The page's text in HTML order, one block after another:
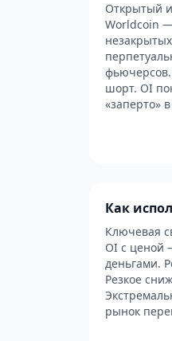
Открытый
Worldcoin
фьючерсов.
шорт. OI
«заперто»
Как
Ключевая
OI с ценой
деньгами.
Резкое
рынок